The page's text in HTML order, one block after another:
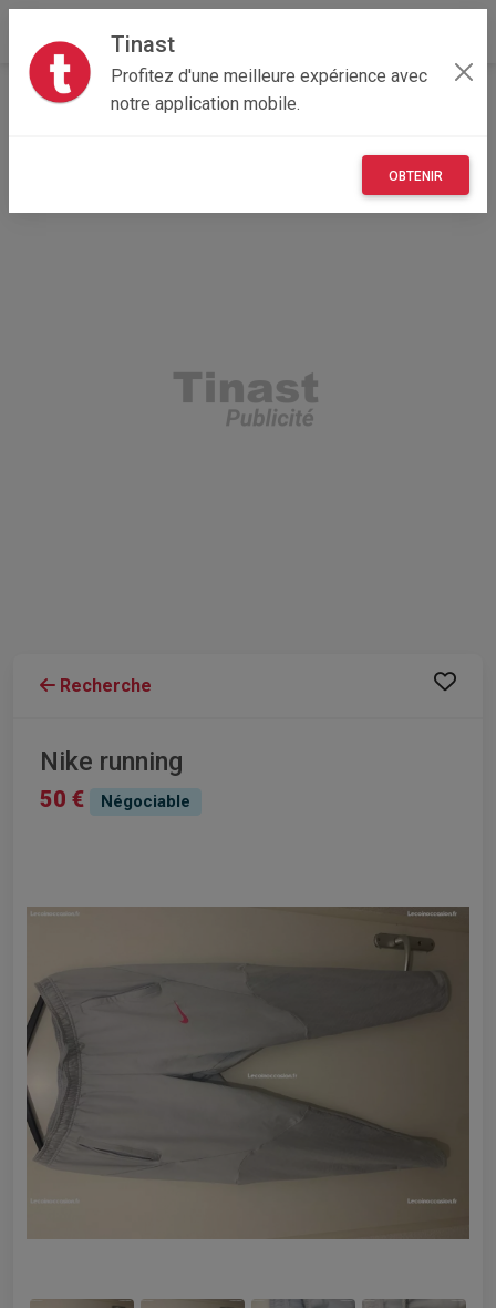
Tinast
Profitez d'une meilleure expérience avec
notre application mobile.
OBTENIR
Accueil Vêtements et objets personnels
Recherche
Nike running
50 € Négociable